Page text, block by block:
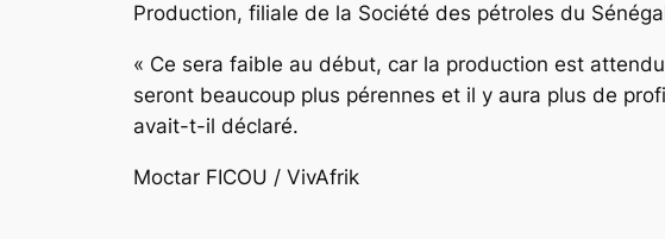
Production, filiale de la Société des pétroles du
« Ce sera faible au début, car la production est
seront beaucoup plus pérennes et il y aura plus de
avait-t-il déclaré.
Moctar FICOU / VivAfrik